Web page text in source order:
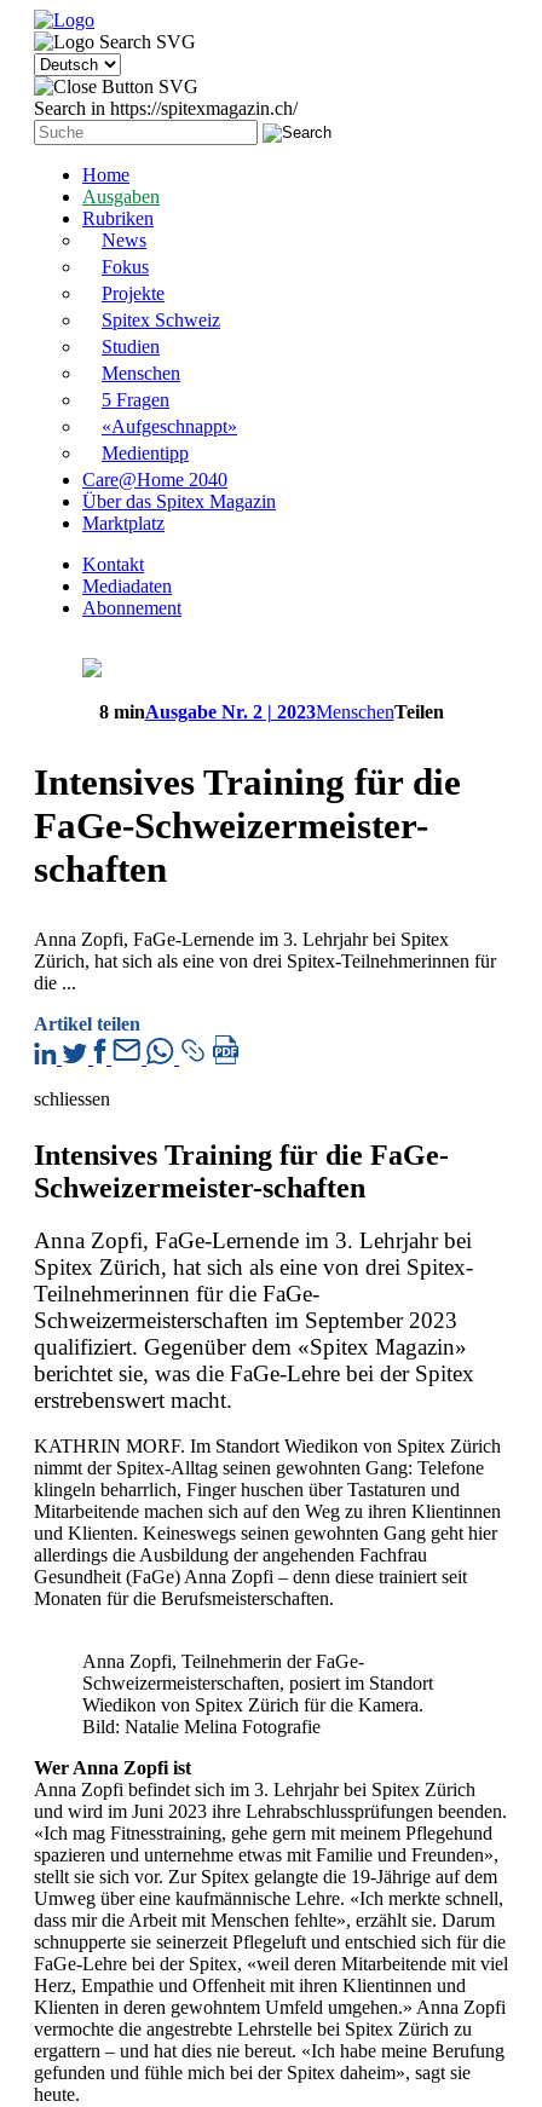
Search in https://spitexmagazin.ch/
Home
Ausgaben
Rubriken
News
Fokus
Projekte
Spitex Schweiz
Studien
Menschen
5 Fragen
«Aufgeschnappt»
Medientipp
Care@Home 2040
Über das Spitex Magazin
Marktplatz
Kontakt
Mediadaten
Abonnement
8 minAusgabe Nr. 2 | 2023MenschenTeilen
Intensives Training für die
FaGe-Schweizermeister-
schaften
Anna Zopfi, FaGe-Lernende im 3. Lehrjahr bei Spitex
Zürich, hat sich als eine von drei Spitex-Teilnehmerinnen für
die ...
Artikel teilen
schliessen
Intensives Training für die FaGe-
Schweizermeister-schaften
Anna Zopfi, FaGe-Lernende im 3. Lehrjahr bei
Spitex Zürich, hat sich als eine von drei Spitex-
Teilnehmerinnen für die FaGe-
Schweizermeisterschaften im September 2023
qualifiziert. Gegenüber dem «Spitex Magazin»
berichtet sie, was die FaGe-Lehre bei der Spitex
erstrebenswert macht.
KATHRIN MORF. Im Standort Wiedikon von Spitex Zürich
nimmt der Spitex-Alltag seinen gewohnten Gang: Telefone
klingeln beharrlich, Finger huschen über Tastaturen und
Mitarbeitende machen sich auf den Weg zu ihren Klientinnen
und Klienten. Keineswegs seinen gewohnten Gang geht hier
allerdings die Ausbildung der angehenden Fachfrau
Gesundheit (FaGe) Anna Zopfi – denn diese trainiert seit
Monaten für die Berufsmeisterschaften.
Anna Zopfi, Teilnehmerin der FaGe-
Schweizermeisterschaften, posiert im Standort
Wiedikon von Spitex Zürich für die Kamera.
Bild: Natalie Melina Fotografie
Wer Anna Zopfi ist
Anna Zopfi befindet sich im 3. Lehrjahr bei Spitex Zürich
und wird im Juni 2023 ihre Lehrabschlussprüfungen beenden.
«Ich mag Fitnesstraining, gehe gern mit meinem Pflegehund
spazieren und unternehme etwas mit Familie und Freunden»,
stellt sie sich vor. Zur Spitex gelangte die 19-Jährige auf dem
Umweg über eine kaufmännische Lehre. «Ich merkte schnell,
dass mir die Arbeit mit Menschen fehlte», erzählt sie. Darum
schnupperte sie seinerzeit Pflegeluft und entschied sich für die
FaGe-Lehre bei der Spitex, «weil deren Mitarbeitende mit viel
Herz, Empathie und Offenheit mit ihren Klientinnen und
Klienten in deren gewohntem Umfeld umgehen.» Anna Zopfi
vermochte die angestrebte Lehrstelle bei Spitex Zürich zu
ergattern – und hat dies nie bereut. «Ich habe meine Berufung
gefunden und fühle mich bei der Spitex daheim», sagt sie
heute.